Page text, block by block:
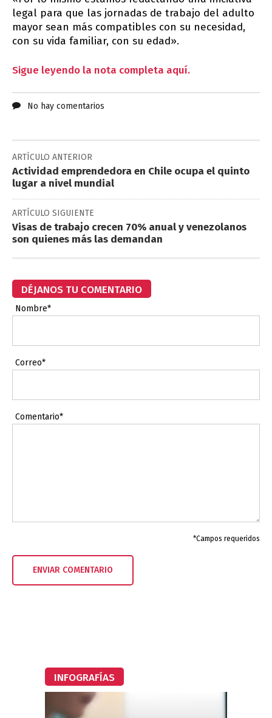
legal para que las jornadas de trabajo del adulto
mayor sean más compatibles con su necesidad,
con su vida familiar, con su edad».
Sigue leyendo la nota completa aquí.
No hay comentarios
ARTÍCULO ANTERIOR
Actividad emprendedora en Chile ocupa el quinto
lugar a nivel mundial
ARTÍCULO SIGUIENTE
Visas de trabajo crecen 70% anual y venezolanos
son quienes más las demandan
DÉJANOS TU COMENTARIO
Nombre*
Correo*
Comentario*
*Campos requeridos
INFOGRAFÍAS